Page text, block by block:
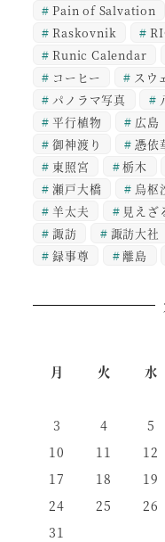
Pain of Salvation
Raskovnik
Runic Calendar
コーヒー
スウ
パノラマ写真
平行植物
広島
御神渡り
憑依
東照宮
栃木
瀬戸大橋
烏枢
羊太夫
見えざ
諏訪
諏訪大社
録事尊
離島
月
火 水
3
4 5
10
11 12
17
18 19
24
25 26
31